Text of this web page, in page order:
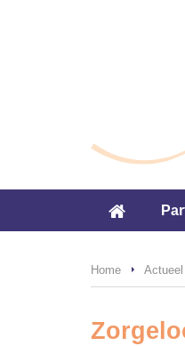
Home Actueel